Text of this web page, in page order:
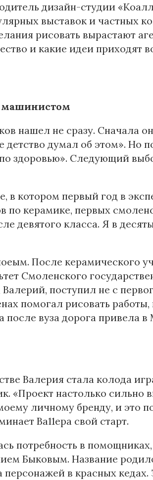
дизайн-студии
выставок и частных
рисовать вырастают
и какие идеи приходят
машинистом
нашел не сразу. Сначала
детство думал об этом». Но
здоровью». Следующий
в котором первый год в
по керамике, первых
девятого класса. Я в
После керамического
Смоленского
поступил не с
помогал рисовать работы,
после вуза дорога привела
Валерия стала колода
«Проект настолько сильно
личному бренду, и это
Ва11ера свой старт.
потребность в
Быковым. Название
в красных